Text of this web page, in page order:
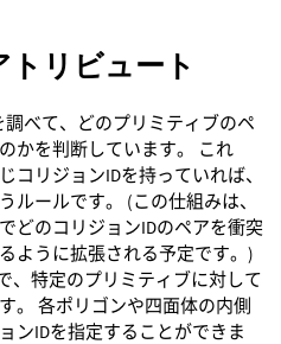
リビュート
調べて、どのプリミティブのペ
かを判断しています。 これ
コリジョンIDを持っていれば、
ルールです。 (この仕組みは、
どのコリジョンIDのペアを衝突
ように拡張される予定です。)
、特定のプリミティブに対して
。 各ポリゴンや四面体の内側
ンIDを指定することができま